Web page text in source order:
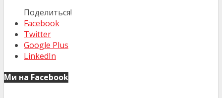
Поделиться!
Facebook
Twitter
Google Plus
LinkedIn
Ми на Facebook